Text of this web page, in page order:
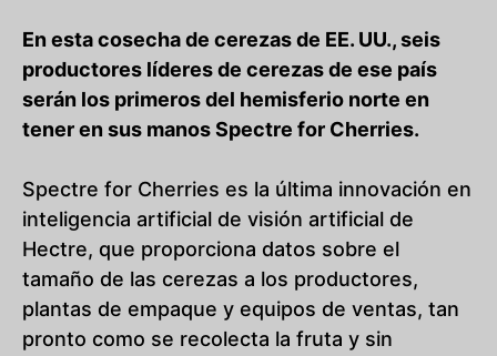
En esta cosecha de cerezas de EE. UU., seis
productores líderes de cerezas de ese país
serán los primeros del hemisferio norte en
tener en sus manos Spectre for Cherries.
Spectre for Cherries es la última innovación en
inteligencia artificial de visión artificial de
Hectre, que proporciona datos sobre el
tamaño de las cerezas a los productores,
plantas de empaque y equipos de ventas, tan
pronto como se recolecta la fruta y sin